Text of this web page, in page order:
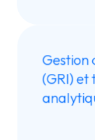
Gestion
(GRI)